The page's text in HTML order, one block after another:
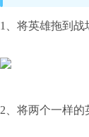
1、将英雄拖到战
2、将两个一样的